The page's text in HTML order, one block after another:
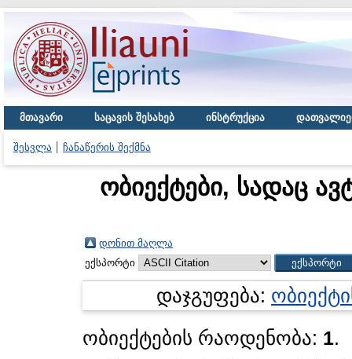
მთავარი საცავის შესახებ ინსტრუქცია
შესვლა ჩანაწერის შექმნა
ობიექტები, სადაც
დონით მაღლა
ექსპორტი
დაჯგუფება:
ობიექტების რაოდენობა: 1.